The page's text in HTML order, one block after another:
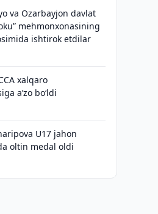
va Ozarbayjon davlat
mehmonxonasining
ishtirok etdilar
xalqaro
aʼzo bo‘ldi
U17 jahon
oltin medal oldi